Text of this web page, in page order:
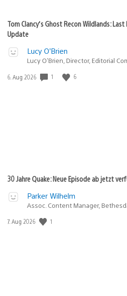
Tom Clancy’s Ghost Recon Wildlands:
Update
Lucy O’Brien
Lucy O’Brien, Director, Editorial
Veröffentlichungsdatum:
6. Aug 2026 1 6
30 Jahre Quake: Neue Episode ab jetzt
Parker Wilhelm
Assoc. Content Manager,
Veröffentlichungsdatum:
7. Aug 2026 1